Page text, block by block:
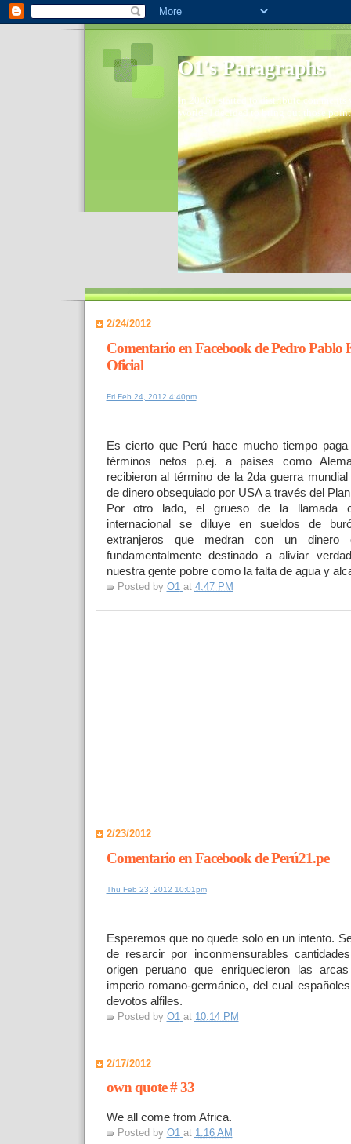
O1's Paragraphs
In 2006 I started to distribute
World- I decided to bring out those
2/24/2012
Comentario en Facebook de Pedro Pablo
Oficial
Fri Feb 24, 2012 4:40pm
Es cierto que Perú hace mucho tiempo
términos netos p.ej. a países como
recibieron al término de la 2da guerra
de dinero obsequiado por USA a través del
Por otro lado, el grueso de la llamada
internacional se diluye en sueldos de
extranjeros que medran con un dinero
fundamentalmente destinado a aliviar
nuestra gente pobre como la falta de agua y
Posted by O1 at 4:47 PM
2/23/2012
Comentario en Facebook de Perú21.pe
Thu Feb 23, 2012 10:01pm
Esperemos que no quede solo en un intento.
de resarcir por inconmensurables
origen peruano que enriquecieron las
imperio romano-germánico, del cual
devotos alfiles.
Posted by O1 at 10:14 PM
2/17/2012
own quote # 33
We all come from Africa.
Posted by O1 at 1:16 AM